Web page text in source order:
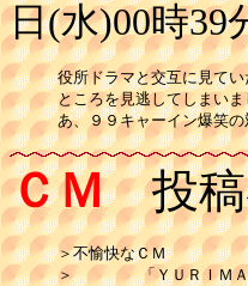
日(水)00時39
役所ドラマと交互に見て
ところを見逃してしまい
あ、９９キャーイン爆笑
ＣＭ投稿
＞不愉快なＣＭ
＞       「ＹＵＲＩＭＡＲ